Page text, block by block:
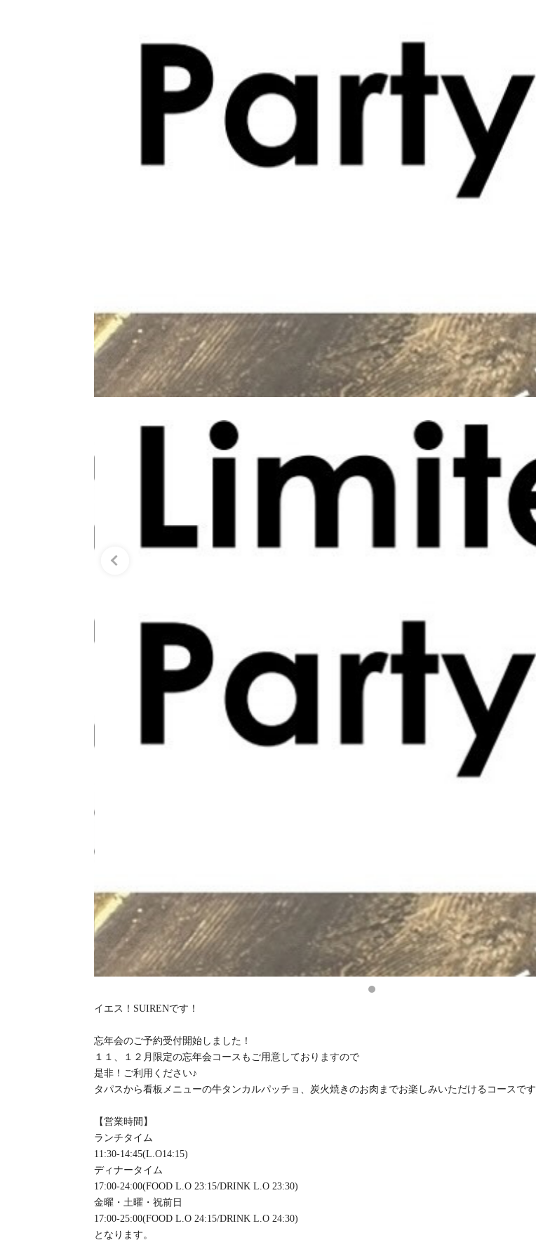
イエス！SUIRENです！
忘年会のご予約受付開始しました！
１１、１２月限定の忘年会コースもご用意しておりますので
是非！ご利用ください♪
タパスから看板メニューの牛タンカルパッチョ、炭火焼きのお肉までお楽しみいただけるコースです
【営業時間】
ランチタイム
11:30-14:45(L.O14:15)
ディナータイム
17:00-24:00(FOOD L.O 23:15/DRINK L.O 23:30)
金曜・土曜・祝前日
17:00-25:00(FOOD L.O 24:15/DRINK L.O 24:30)
となります。